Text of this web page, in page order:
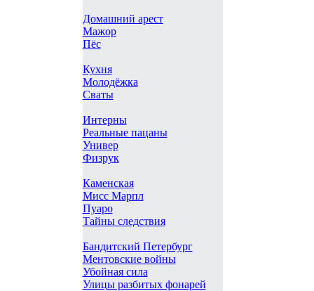
Домашний арест
Мажор
Пёс
Кухня
Молодёжка
Сваты
Интерны
Реальные пацаны
Универ
Физрук
Каменская
Мисс Марпл
Пуаро
Тайны следствия
Бандитский Петербург
Ментовские войны
Убойная сила
Улицы разбитых фонарей